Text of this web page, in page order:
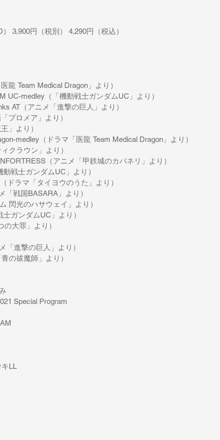
） 3,900円（税別） 4,290円（税込）
龍 Team Medical Dragon」より）
UC-medley（「機動戦士ガンダムUC」より）
AT（アニメ「進撃の巨人」より）
プロメア」より）
」より）
medley（ドラマ「医龍 Team Medical Dragon」より）
クラウン」より）
（アニメ「甲鉄城のカバネリ」より）
戦士ガンダムUC」より）
ドラマ「タイヨウのうた」より）
「戦国BASARA」より）
閃光のハサウェイ」より）
ガンダムUC」より）
の大罪」より）
「進撃の巨人」より）
の祓魔師」より）
Special Program
LL